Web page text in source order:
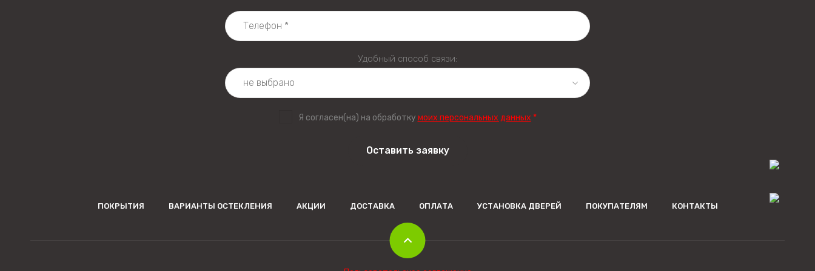
Удобный способ связи:
Я согласен(на) на обработку моих персональных данных *
Оставить заявку
ПОКРЫТИЯ ВАРИАНТЫ ОСТЕКЛЕНИЯ АКЦИИ ДОСТАВКА ОПЛАТА УСТАНОВКА ДВЕРЕЙ ПОКУПАТЕЛЯМ КОНТАКТЫ